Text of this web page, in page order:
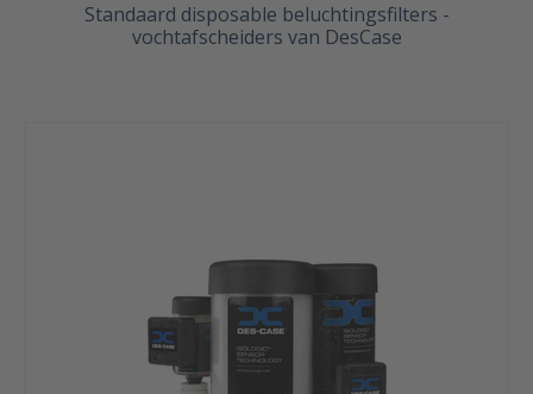
Standaard disposable beluchtingsfilters -
vochtafscheiders van DesCase